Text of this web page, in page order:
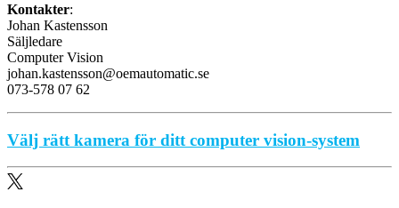
Kontakter:
Johan Kastensson
Säljledare
Computer Vision
johan.kastensson@oemautomatic.se
073-578 07 62
Välj rätt kamera för ditt computer vision-system